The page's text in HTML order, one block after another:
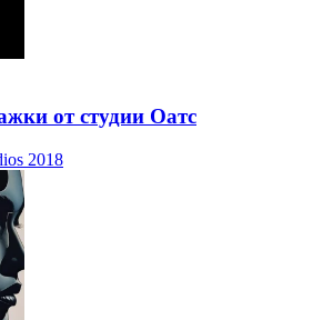
от студии Оатс
2018